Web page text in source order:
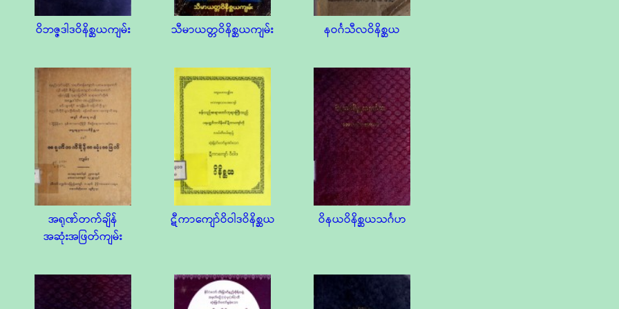
ဝိဘဇ္ဇဒါဒဝိနိစ္ဆယကျမ်း သီမာယတ္တဝိနိစ္ဆယကျမ်း နဝင်္ဂသီလဝိနိစ္ဆယ
အရုဏ်တက်ချိန်
အဆုံးအဖြတ်ကျမ်း
ဋီကာကျော်ဝိဝါဒဝိနိစ္ဆယ ဝိနယဝိနိစ္ဆယသင်္ဂဟ